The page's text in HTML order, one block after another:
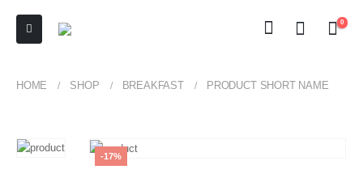
0
HOME SHOP BREAKFAST PRODUCT SHORT NAME
-17%